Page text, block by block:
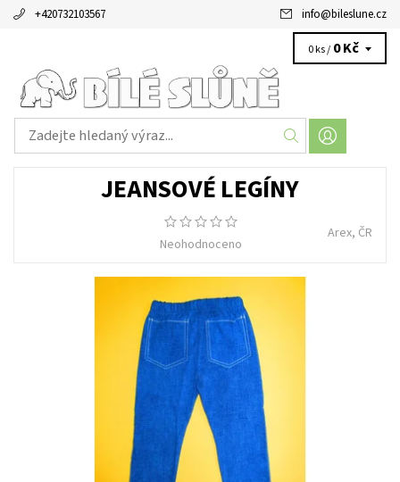
+420732103567 info@bileslune.cz
0 ks / 0 Kč
JEANSOVÉ LEGÍNY
Neohodnoceno
Arex, ČR